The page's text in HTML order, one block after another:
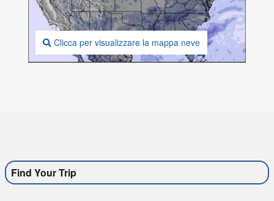
Clicca per visualizzare la mappa neve
Find Your Trip